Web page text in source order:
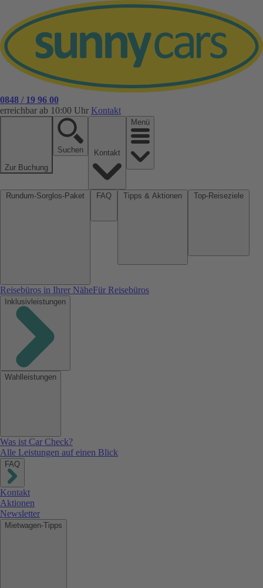
0848 / 19 96 00
erreichbar ab 10:00 Uhr Kontakt
Zur Buchung
Suchen
Menü
Reisebüros in Ihrer NäheFür Reisebüros
Inklusivleistungen
Wahlleistungen
Was ist Car Check?
Alle Leistungen auf einen Blick
FAQ
Kontakt
Aktionen
Newsletter
Mietwagen-Tipps